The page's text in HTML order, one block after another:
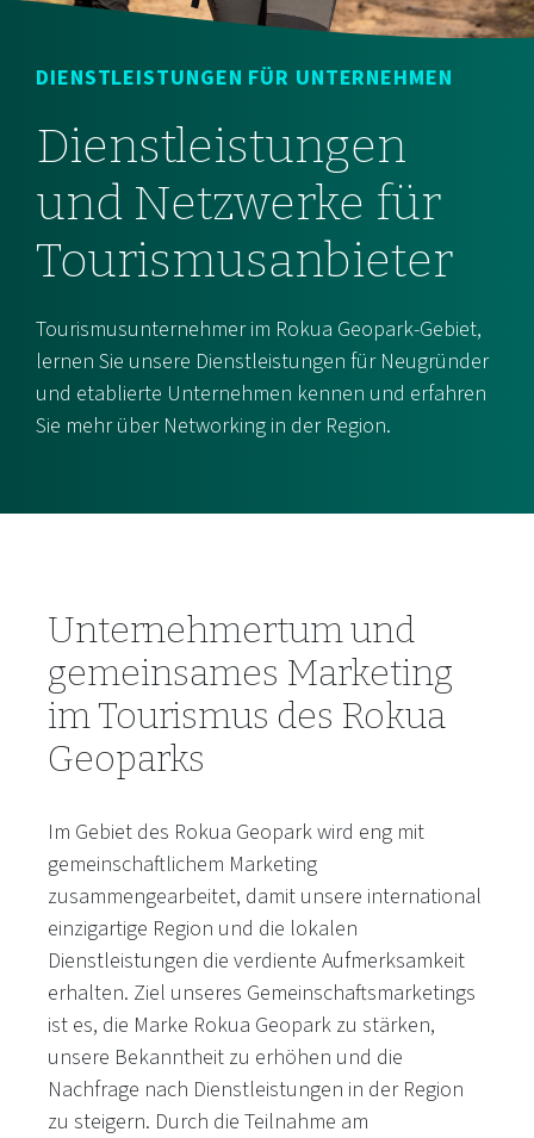
DIENSTLEISTUNGEN FÜR UNTERNEHMEN
Dienstleistungen
und Netzwerke für
Tourismusanbieter
Tourismusunternehmer im Rokua Geopark-Gebiet,
lernen Sie unsere Dienstleistungen für Neugründer
und etablierte Unternehmen kennen und erfahren
Sie mehr über Networking in der Region.
Unternehmertum und
gemeinsames Marketing
im Tourismus des Rokua
Geoparks
Im Gebiet des Rokua Geopark wird eng mit
gemeinschaftlichem Marketing
zusammengearbeitet, damit unsere international
einzigartige Region und die lokalen
Dienstleistungen die verdiente Aufmerksamkeit
erhalten. Ziel unseres Gemeinschaftsmarketings
ist es, die Marke Rokua Geopark zu stärken,
unsere Bekanntheit zu erhöhen und die
Nachfrage nach Dienstleistungen in der Region
zu steigern. Durch die Teilnahme am